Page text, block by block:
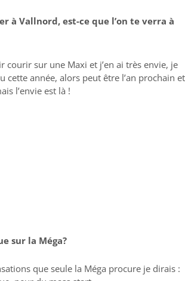
à Vallnord, est-ce que l’on te verra à
courir sur une Maxi et j’en ai très envie, je
année, alors peut être l’an prochain et
l’envie est là !
sur la Méga?
que seule la Méga procure je dirais :